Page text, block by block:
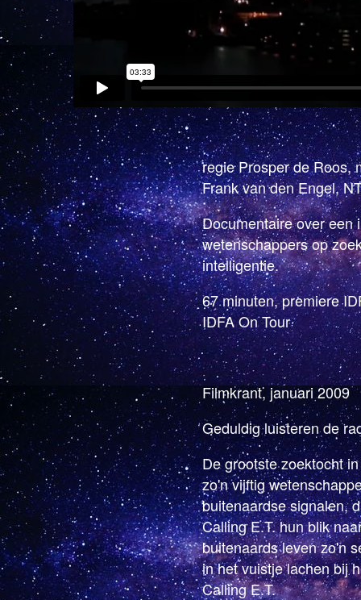
regie Prosper de Roos,
Frank van den Engel,
Documentaire over een
wetenschappers op
intelligentie.
67 minuten, premiere
IDFA On Tour
Filmkrant, januari 2009
Geduldig luisteren de
De grootste zoektocht
zo'n vijftig
buitenaardse signalen,
Calling E.T. hun blik
buitenaards leven zo'n
in het vuistje lachen bij
Calling E.T.